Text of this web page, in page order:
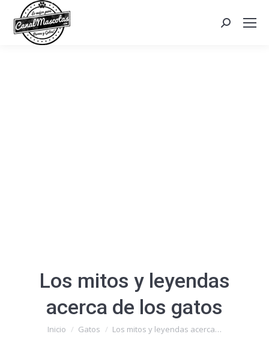
Search:
Los mitos y leyendas
acerca de los gatos
Estás aquí:
Inicio Gatos Los mitos y leyendas acerca…